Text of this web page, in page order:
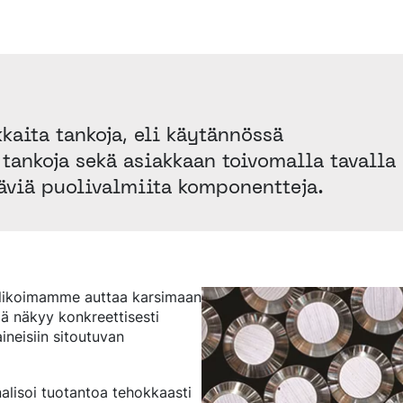
tankoja, eli käytännössä
sekä asiakkaan toivomalla tavalla
puolivalmiita komponentteja.
auttaa karsimaan
näkyy konkreettisesti
sitoutuvan
tuotantoa tehokkaasti